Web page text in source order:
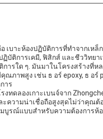
เบาะห้องปฏิบัติการที่ทําจากเ
บัติการเคมี, ฟิสิกส์ และชีววิทย
รใด ๆ. มันมาในโครงสร้างที่ห
ภาพสูง เช่น ธ อร์ epoxy, ธ อร์
าร
ทดลองเกาะเบนจ์จาก
วามน่าเชื่อถือสูงสุดไม่ว่าคุณต้อง
มบูรณ์แบบสําหรับความต้องการ